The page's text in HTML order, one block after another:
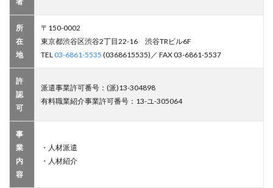
所
在
地
〒150-0002
東京都渋谷区渋谷2丁目22-16 渋谷TRビル6F
TEL 03-6861-5535 (0368615535)／ FAX 03-6861-5537
許
認
可
派遣事業許可番号：(派)13-304898
有料職業紹介事業許可番号：13-ユ-305064
事
業
内
容
・人材派遣
・人材紹介